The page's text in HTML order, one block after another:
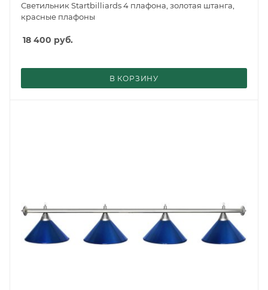
Светильник Startbilliards 4 плафона, золотая штанга,
красные плафоны
18 400 руб.
В КОРЗИНУ